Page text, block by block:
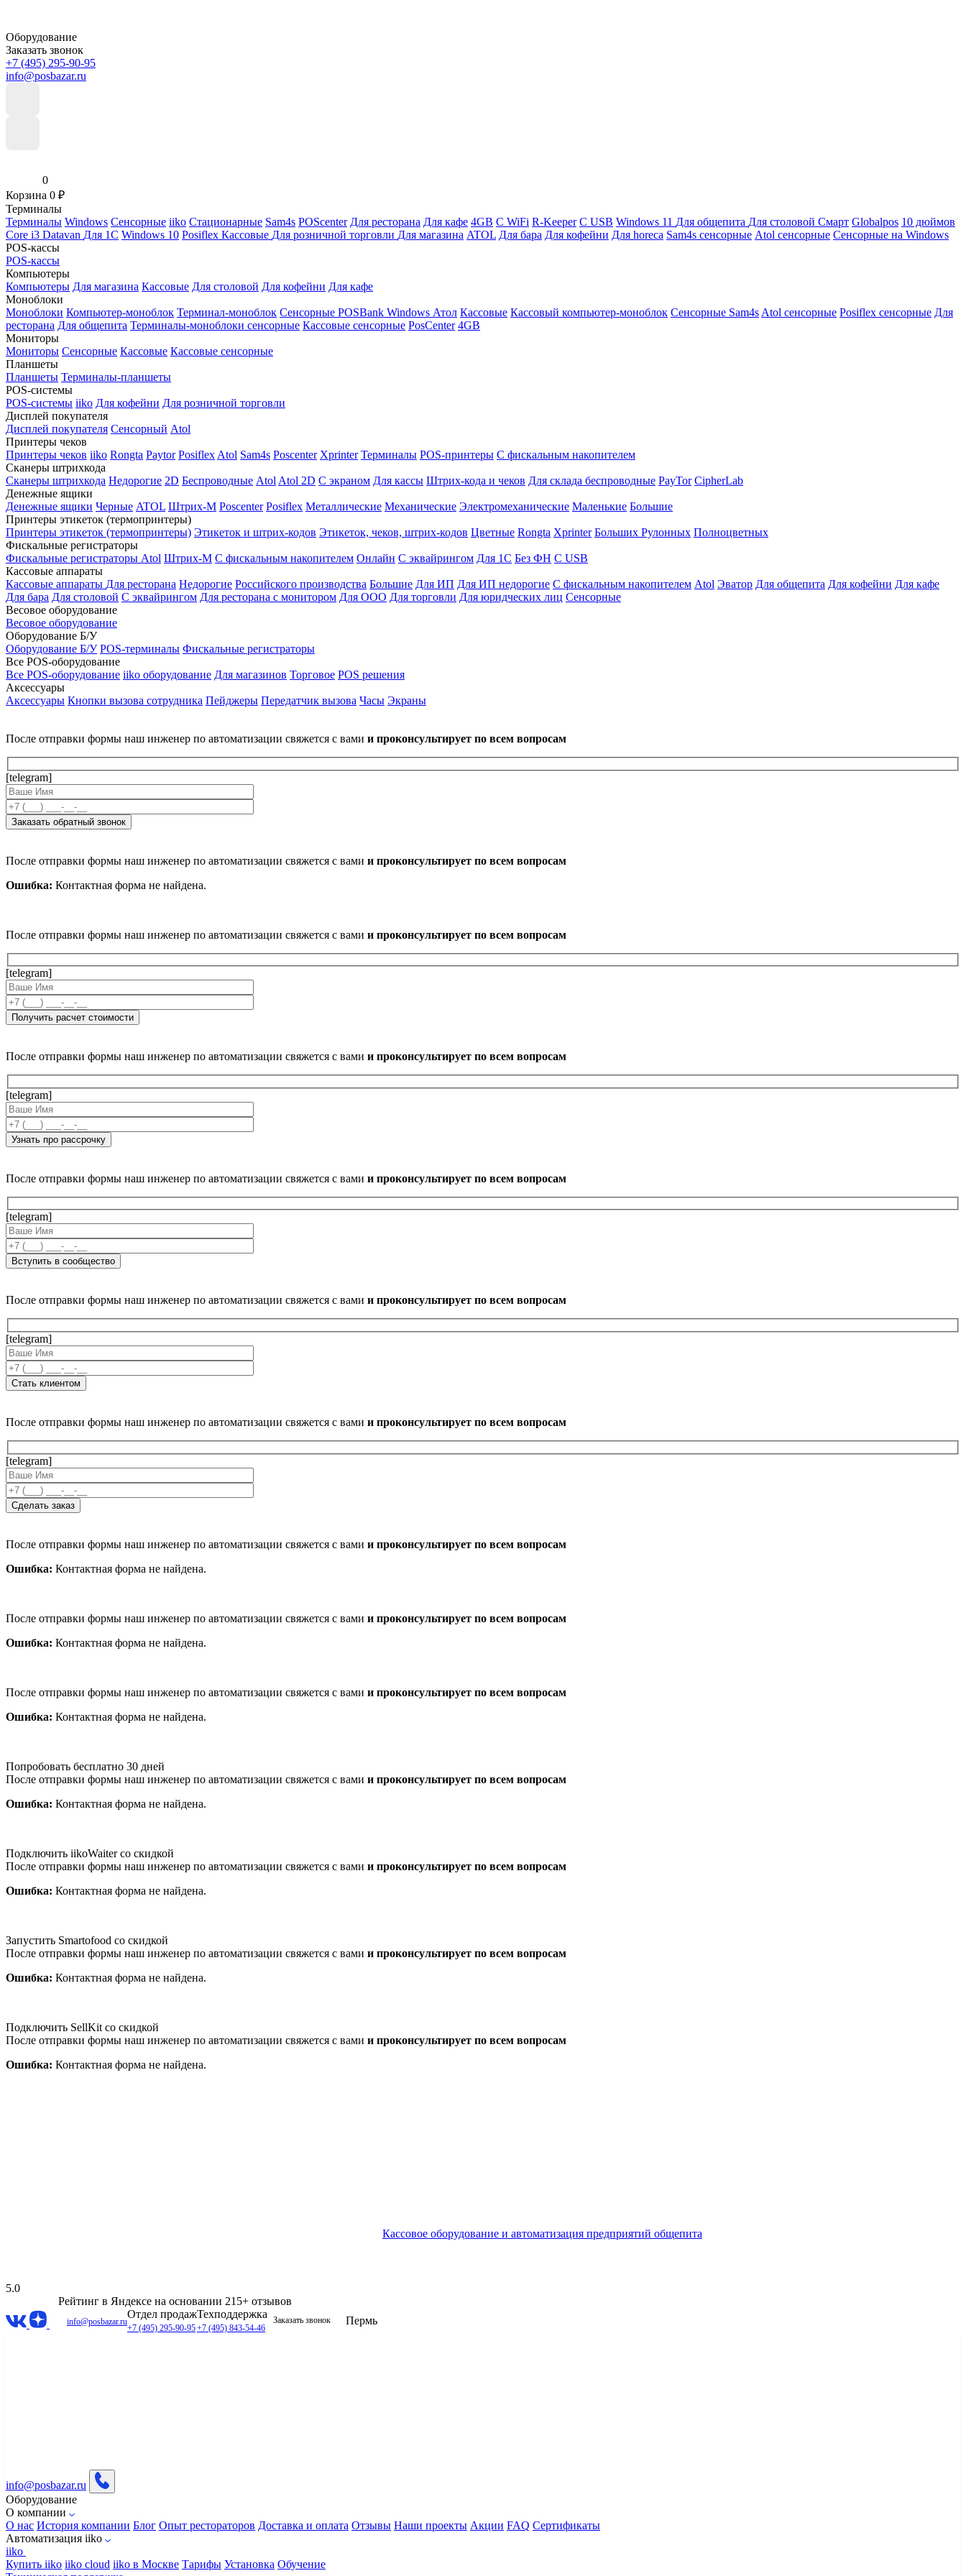
Оборудование
Заказать звонок
+7 (495) 295-90-95
info@posbazar.ru
0
Корзина 0 ₽
Терминалы
Терминалы Windows Сенсорные iiko Стационарные Sam4s POScenter Для ресторана Для кафе 4GB С WiFi R-Keeper С USB Windows 11 Для общепита Для столовой Смарт Globalpos 10 дюймов
Core i3 Datavan Для 1С Windows 10 Posiflex Кассовые Для розничной торговли Для магазина ATOL Для бара Для кофейни Для horeca Sam4s сенсорные Atol сенсорные Сенсорные на Windows
POS-кассы
POS-кассы
Компьютеры
Компьютеры Для магазина Кассовые Для столовой Для кофейни Для кафе
Моноблоки
Моноблоки Компьютер-моноблок Терминал-моноблок Сенсорные POSBank Windows Атол Кассовые Кассовый компьютер-моноблок Сенсорные Sam4s Atol сенсорные Posiflex сенсорные Для
ресторана Для общепита Терминалы-моноблоки сенсорные Кассовые сенсорные PosCenter 4GB
Мониторы
Мониторы Сенсорные Кассовые Кассовые сенсорные
Планшеты
Планшеты Терминалы-планшеты
POS-системы
POS-системы iiko Для кофейни Для розничной торговли
Дисплей покупателя
Дисплей покупателя Сенсорный Atol
Принтеры чеков
Принтеры чеков iiko Rongta Paytor Posiflex Atol Sam4s Poscenter Xprinter Терминалы POS-принтеры С фискальным накопителем
Сканеры штрихкода
Сканеры штрихкода Недорогие 2D Беспроводные Atol Atol 2D С экраном Для кассы Штрих-кода и чеков Для склада беспроводные PayTor CipherLab
Денежные ящики
Денежные ящики Черные ATOL Штрих-М Poscenter Posiflex Металлические Механические Электромеханические Маленькие Большие
Принтеры этикеток (термопринтеры)
Принтеры этикеток (термопринтеры) Этикеток и штрих-кодов Этикеток, чеков, штрих-кодов Цветные Rongta Xprinter Больших Рулонных Полноцветных
Фискальные регистраторы
Фискальные регистраторы Atol Штрих-М С фискальным накопителем Онлайн С эквайрингом Для 1С Без ФН С USB
Кассовые аппараты
Кассовые аппараты Для ресторана Недорогие Российского производства Большие Для ИП Для ИП недорогие С фискальным накопителем Atol Эватор Для общепита Для кофейни Для кафе
Для бара Для столовой С эквайрингом Для ресторана с монитором Для ООО Для торговли Для юридческих лиц Сенсорные
Весовое оборудование
Весовое оборудование
Оборудование Б/У
Оборудование Б/У POS-терминалы Фискальные регистраторы
Все POS-оборудование
Все POS-оборудование iiko оборудование Для магазинов Торговое POS решения
Аксессуары
Аксессуары Кнопки вызова сотрудника Пейджеры Передатчик вызова Часы Экраны
После отправки формы наш инженер по автоматизации свяжется с вами и проконсультирует по всем вопросам
[telegram]
После отправки формы наш инженер по автоматизации свяжется с вами и проконсультирует по всем вопросам
Ошибка: Контактная форма не найдена.
После отправки формы наш инженер по автоматизации свяжется с вами и проконсультирует по всем вопросам
[telegram]
После отправки формы наш инженер по автоматизации свяжется с вами и проконсультирует по всем вопросам
[telegram]
После отправки формы наш инженер по автоматизации свяжется с вами и проконсультирует по всем вопросам
[telegram]
После отправки формы наш инженер по автоматизации свяжется с вами и проконсультирует по всем вопросам
[telegram]
После отправки формы наш инженер по автоматизации свяжется с вами и проконсультирует по всем вопросам
[telegram]
После отправки формы наш инженер по автоматизации свяжется с вами и проконсультирует по всем вопросам
Ошибка: Контактная форма не найдена.
После отправки формы наш инженер по автоматизации свяжется с вами и проконсультирует по всем вопросам
Ошибка: Контактная форма не найдена.
После отправки формы наш инженер по автоматизации свяжется с вами и проконсультирует по всем вопросам
Ошибка: Контактная форма не найдена.
Попробовать бесплатно 30 дней
После отправки формы наш инженер по автоматизации свяжется с вами и проконсультирует по всем вопросам
Ошибка: Контактная форма не найдена.
Подключить iikoWaiter со скидкой
После отправки формы наш инженер по автоматизации свяжется с вами и проконсультирует по всем вопросам
Ошибка: Контактная форма не найдена.
Запустить Smartofood со скидкой
После отправки формы наш инженер по автоматизации свяжется с вами и проконсультирует по всем вопросам
Ошибка: Контактная форма не найдена.
Подключить SellKit со скидкой
После отправки формы наш инженер по автоматизации свяжется с вами и проконсультирует по всем вопросам
Ошибка: Контактная форма не найдена.
Кассовое оборудование и автоматизация предприятий общепита
5.0
Рейтинг в Яндексе на основании 215+ отзывов
info@posbazar.ru
Отдел продаж
+7 (495) 295-90-95
Техподдержка
+7 (495) 843-54-46
Заказать звонок Пермь
info@posbazar.ru
Оборудование
О компании
О нас История компании Блог Опыт рестораторов Доставка и оплата Отзывы Наши проекты Акции FAQ Сертификаты
Автоматизация iiko
iiko
Купить iiko iiko cloud iiko в Москве Тарифы Установка Обучение